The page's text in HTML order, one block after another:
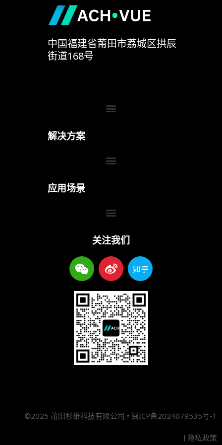
中国福建省莆田市荔城区拱辰
街道168号
Menu
解决方案
Menu
应用场景
Menu
关注我们
W
e
i
x
i
n
W
e
i
b
o
Z
h
i
h
u
©2025 莆田杉维科技有限公司 • 闽ICP备2024079535号-1
隐私政策